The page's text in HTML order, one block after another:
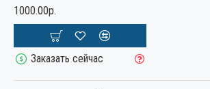
1000.00р.
Заказать сейчас